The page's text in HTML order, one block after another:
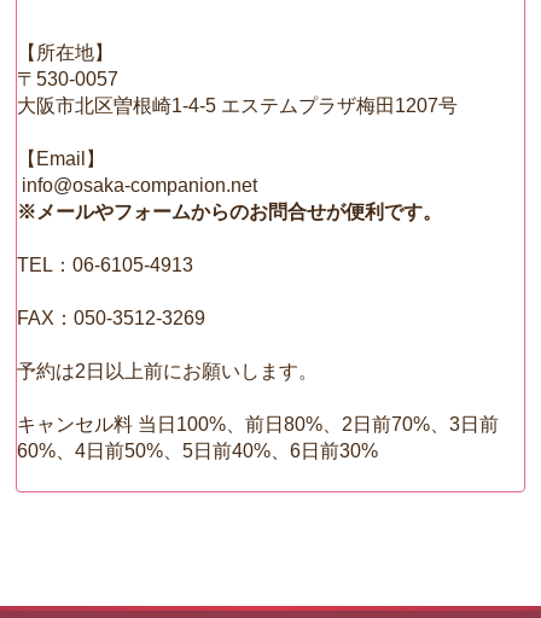
【所在地】
〒530-0057
大阪市北区曽根崎1-4-5 エステムプラザ梅田1207号
【Email】
info@osaka-companion.net
※メールやフォームからのお問合せが便利です。
TEL：06-6105-4913
FAX：050‐3512‐3269
予約は2日以上前にお願いします。
キャンセル料 当日100%、前日80%、2日前70%、3日前
60%、4日前50%、5日前40%、6日前30%